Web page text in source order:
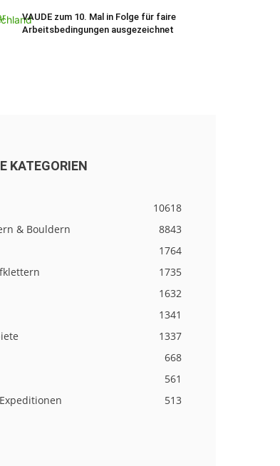
VAUDE zum 10. Mal in Folge für faire
Arbeitsbedingungen ausgezeichnet
KATEGORIEN
10618
& Bouldern
8843
1764
1735
1632
1341
1337
668
561
513